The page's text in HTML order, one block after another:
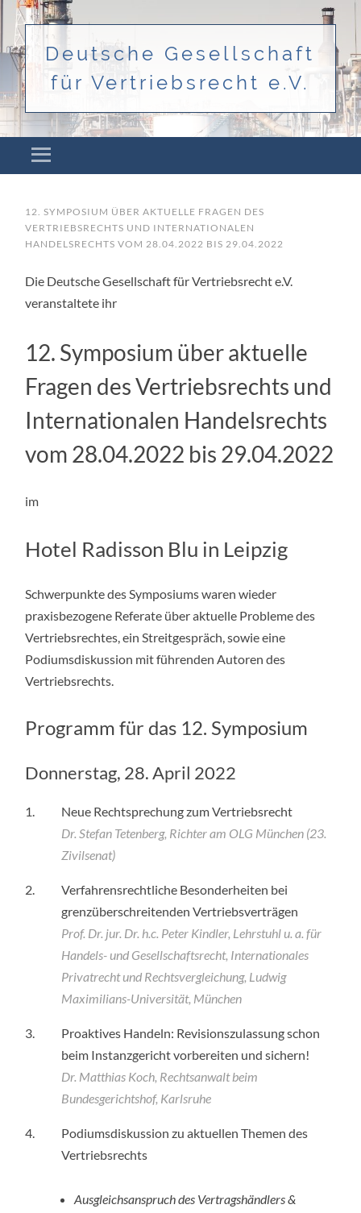
Deutsche Gesellschaft
für Vertriebsrecht e.V.
12. SYMPOSIUM ÜBER AKTUELLE FRAGEN DES
VERTRIEBSRECHTS UND INTERNATIONALEN
HANDELSRECHTS VOM 28.04.2022 BIS 29.04.2022
Die Deutsche Gesellschaft für Vertriebsrecht e.V.
veranstaltete ihr
12. Symposium über aktuelle
Fragen des Vertriebsrechts und
Internationalen Handelsrechts
vom 28.04.2022 bis 29.04.2022
im
Hotel Radisson Blu in Leipzig
Schwerpunkte des Symposiums waren wieder
praxisbezogene Referate über aktuelle Probleme des
Vertriebsrechtes, ein Streitgespräch, sowie eine
Podiumsdiskussion mit führenden Autoren des
Vertriebsrechts.
Programm für das 12. Symposium
Donnerstag, 28. April 2022
1.
Neue Rechtsprechung zum Vertriebsrecht
Dr. Stefan Tetenberg, Richter am OLG München (23.
Zivilsenat)
2.
Verfahrensrechtliche Besonderheiten bei
grenzüberschreitenden Vertriebsverträgen
Prof. Dr. jur. Dr. h.c. Peter Kindler, Lehrstuhl u. a. für
Handels- und Gesellschaftsrecht, Internationales
Privatrecht und Rechtsvergleichung, Ludwig
Maximilians-Universität, München
3.
Proaktives Handeln: Revisionszulassung schon
beim Instanzgericht vorbereiten und sichern!
Dr. Matthias Koch, Rechtsanwalt beim
Bundesgerichtshof, Karlsruhe
4.
Podiumsdiskussion zu aktuellen Themen des
Vertriebsrechts
Ausgleichsanspruch des Vertragshändlers &